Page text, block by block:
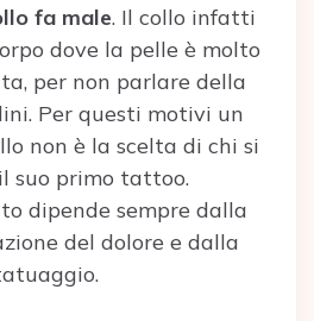
fa male. Il collo infatti
dove la pelle è molto
per non parlare della
Per questi motivi un
non è la scelta di chi si
suo primo tattoo.
dipende sempre dalla
del dolore e dalla